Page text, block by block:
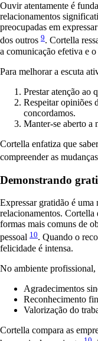
Ouvir atentamente é
relacionamentos
preocupadas em
dos outros 9. Cortella
a comunicação efetiva e
Para melhorar a escuta
Prestar atenção ao
Respeitar opiniões
concordamos.
Manter-se aberto a
Cortella enfatiza que
compreender as
Demonstrando
Expressar gratidão é uma
relacionamentos. Cortella
formas mais comuns de
pessoal 10. Quando o
felicidade é intensa.
No ambiente profissional,
Agradecimentos
Reconhecimento
Valorização do
Cortella compara as